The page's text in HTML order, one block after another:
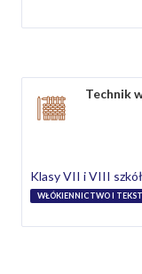
Technik
Klasy VII i VIII
WŁÓKIENNICTWO I